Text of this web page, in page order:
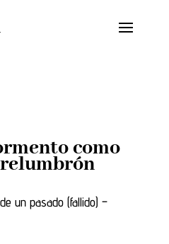
como
un pasado (fallido) –